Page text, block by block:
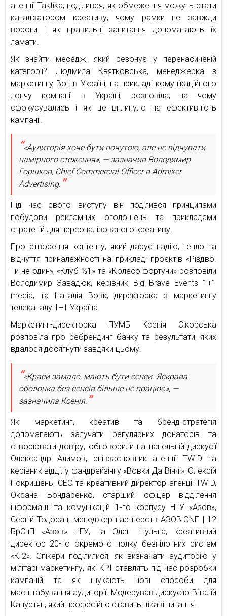
агенції Taktika, поділився, як обмеження можуть стати
каталізатором креативу, чому рамки не завжди
вороги і як правильні запитання допомагають їх
ламати.
Як знайти меседж, який резонує у перенасиченій
категорії? Людмила Квятковська, менеджерка з
маркетингу Bolt в Україні, на прикладі комунікаційного
лончу компанії в Україні, розповіла, на чому
сфокусувались і як це вплинуло на ефективність
кампанії.
«Аудиторія хоче бути почутою, але не відчувати
намірного стеження», — зазначив Володимир
Горшков, Сhief Сommercial Officer в Admixer
Advertising.
Під час свого виступу він поділився принципами
побудови рекламних оголошень та прикладами
стратегій для персоналізованого креативу.
Про створення контенту, який дарує надію, тепло та
відчуття приналежності на прикладі проєктів «Різдво.
Ти не один», «Клуб %1» та «Колесо фортуни» розповіли
Володимир Завадюк, керівник Big Brave Events 1+1
media, та Наталія Вовк, директорка з маркетингу
телеканалу 1+1 Україна.
Маркетинг-директорка ПУМБ Ксенія Сікорська
розповіла про ребрендинг банку та результати, яких
вдалося досягнути завдяки цьому.
«Краси замало, мають бути сенси. Яскрава
оболонка без сенсів більше не працює», —
зазначила Ксенія.
Як маркетинг, креатив та бренд-стратегія
допомагають залучати регулярних донаторів та
створювати довіру, обговорили на панельній дискусії
Олександр Алимов, співзасновник агенції TWID та
керівник відділу фандрейзінгу «Вовки Да Вінчі», Олексій
Покришень, CEO та креативний директор агенції TWID,
Оксана Бондаренко, старший офіцер відділення
інформації та комунікацій 1-го корпусу НГУ «Азов»,
Сергій Тодосан, менеджер партнерств АЗОВ.ONE | 12
БрСпП «Азов» НГУ, та Олег Шульга, креативний
директор 20-го окремого полку безпілотних систем
«К-2». Спікери поділилися, як визначати аудиторію у
мілітарі-маркетингу, які KPI ставлять під час розробки
кампаній та як шукають нові способи для
масштабування аудиторії. Модерував дискусію Віталій
Капустян, який професійно ставить цікаві питання.